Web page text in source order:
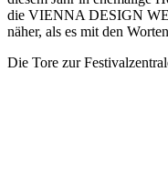
die VIENNA DESIGN
näher, als es mit den
Die Tore zur